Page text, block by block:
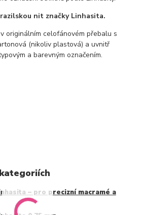
nit značky Linhasita.
originálním celofánovém přebalu s
(nikoliv plastová) a uvnitř
a barevným označením.
– pro precizní macramé a